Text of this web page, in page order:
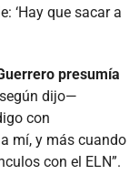
‘Hay que sacar a
presumía
dijo—
con
mí, y más cuando
con el ELN”.